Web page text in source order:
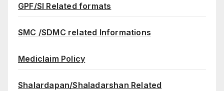
GPF/SI Related formats
SMC /SDMC related Informations
Mediclaim Policy
Shalardapan/Shaladarshan Related